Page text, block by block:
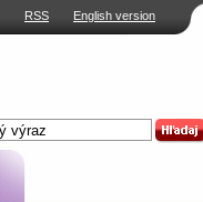
RSS English version